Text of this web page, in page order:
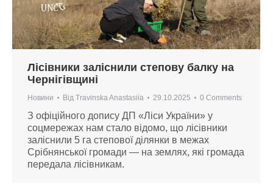
Лісівники заліснили степову балку на
Чернігівщині
Новини Від Travinska Anastasiia 29.10.2025 0 Comments
З офіційного допису ДП «Ліси України» у
соцмережах нам стало відомо, що лісівники
заліснили 5 га степової ділянки в межах
Срібнянської громади — на землях, які громада
передала лісівникам.